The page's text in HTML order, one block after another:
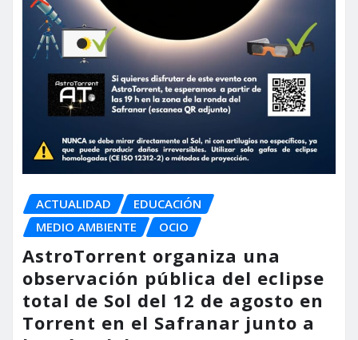
ACTUALIDAD
EDUCACIÓN
MEDIO AMBIENTE
OCIO
AstroTorrent organiza una
observación pública del eclipse
total de Sol del 12 de agosto en
Torrent en el Safranar junto a